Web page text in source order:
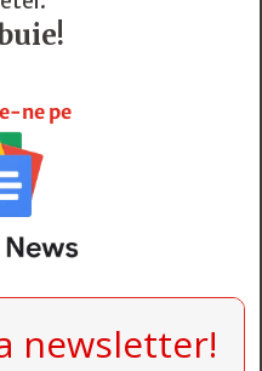
ne pe
newsletter!